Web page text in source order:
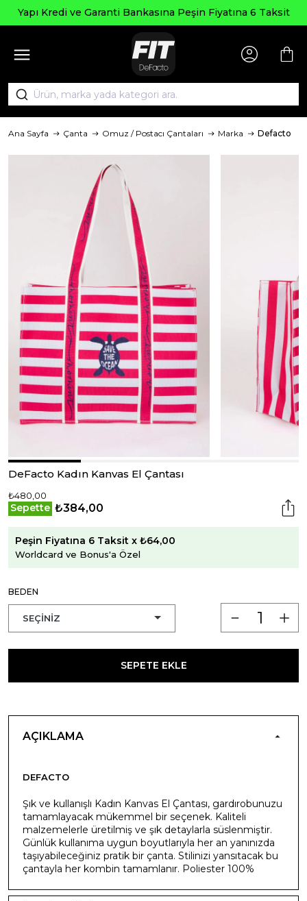
Kredi ve Garanti Bankasına Peşin Fiyatına 6 Taksit
Ana Sayfa Çanta Omuz / Postacı Çantaları Marka Defacto
DeFacto Kadın Kanvas El Çantası
₺480,00
Sepette ₺384,00
Peşin Fiyatına 6 Taksit x ₺64,00
Worldcard ve Bonus'a Özel
BEDEN
SEPETE EKLE
AÇIKLAMA
DEFACTO
Şık ve kullanışlı Kadın Kanvas El Çantası, gardırobunuzu
tamamlayacak mükemmel bir seçenek. Kaliteli
malzemelerle üretilmiş ve şık detaylarla süslenmiştir.
Günlük kullanıma uygun boyutlarıyla her an yanınızda
taşıyabileceğiniz pratik bir çanta. Stilinizi yansıtacak bu
çantayla her kombin tamamlanır. Poliester 100%